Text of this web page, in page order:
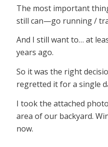
The most important
still can—go running /
And I still want to… at
years ago.
So it was the right
regretted it for a single
I took the attached
area of our backyard.
now.